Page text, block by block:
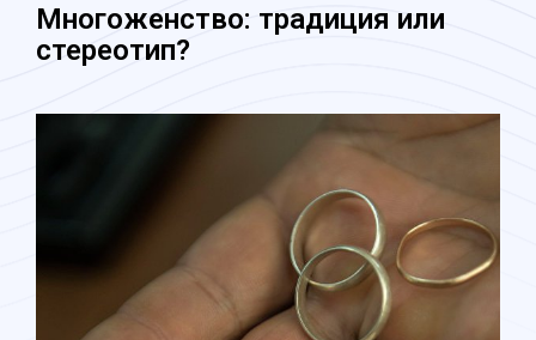
Многоженство: традиция или
стереотип?